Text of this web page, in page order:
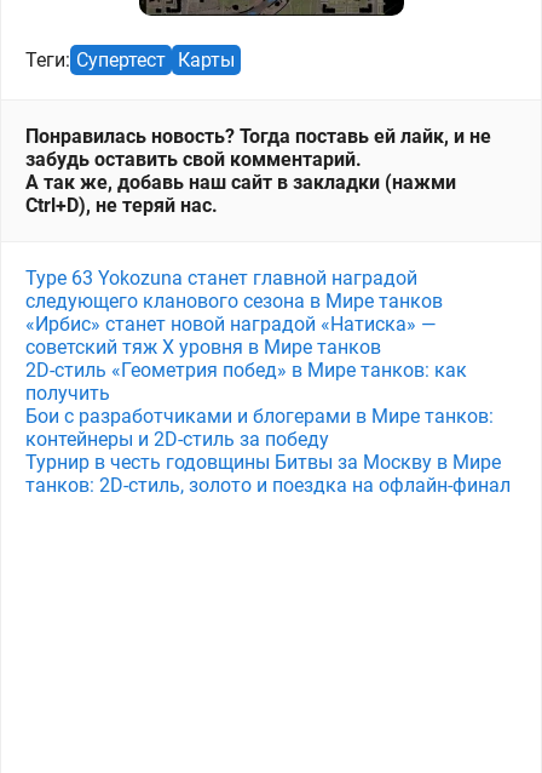
Теги: Супертест Карты
Понравилась новость? Тогда поставь ей лайк, и не
забудь оставить свой комментарий.
А так же, добавь наш сайт в закладки (нажми
Ctrl+D), не теряй нас.
Type 63 Yokozuna станет главной наградой
следующего кланового сезона в Мире танков
«Ирбис» станет новой наградой «Натиска» —
советский тяж X уровня в Мире танков
2D-стиль «Геометрия побед» в Мире танков: как
получить
Бои с разработчиками и блогерами в Мире танков:
контейнеры и 2D-стиль за победу
Турнир в честь годовщины Битвы за Москву в Мире
танков: 2D-стиль, золото и поездка на офлайн-финал